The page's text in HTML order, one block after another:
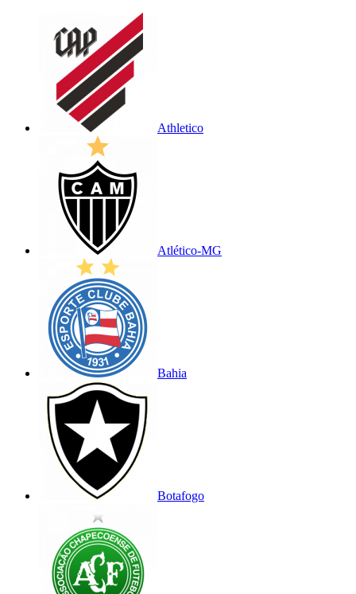
Athletico
Atlético-MG
Bahia
Botafogo